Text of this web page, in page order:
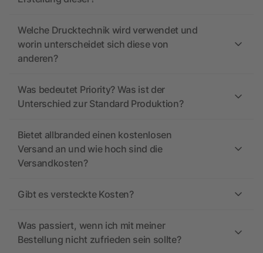
Welche Drucktechnik wird verwendet und
worin unterscheidet sich diese von
anderen?
Was bedeutet Priority? Was ist der
Unterschied zur Standard Produktion?
Bietet allbranded einen kostenlosen
Versand an und wie hoch sind die
Versandkosten?
Gibt es versteckte Kosten?
Was passiert, wenn ich mit meiner
Bestellung nicht zufrieden sein sollte?